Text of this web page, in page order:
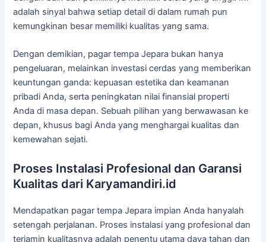
adalah sinyal bahwa setiap detail di dalam rumah pun
kemungkinan besar memiliki kualitas yang sama.
Dengan demikian, pagar tempa Jepara bukan hanya
pengeluaran, melainkan investasi cerdas yang memberikan
keuntungan ganda: kepuasan estetika dan keamanan
pribadi Anda, serta peningkatan nilai finansial properti
Anda di masa depan. Sebuah pilihan yang berwawasan ke
depan, khusus bagi Anda yang menghargai kualitas dan
kemewahan sejati.
Proses Instalasi Profesional dan Garansi
Kualitas dari Karyamandiri.id
Mendapatkan pagar tempa Jepara impian Anda hanyalah
setengah perjalanan. Proses instalasi yang profesional dan
terjamin kualitasnya adalah penentu utama daya tahan dan